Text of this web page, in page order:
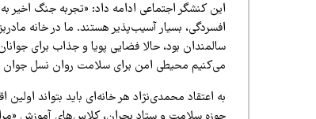
این کنشگر اجتماعی ادامه داد: «تجربه جنگ اخیر
افسردگی، بسیار آسیب‌پذیر هستند. ما در خانه
سالمندان بود، حالا فضایی پویا و جذاب برای
می‌کنیم محیطی امن برای سلامت روان نسل جوان
به اعتقاد محمدی‌نژاد هر خانه‌ای باید بتواند